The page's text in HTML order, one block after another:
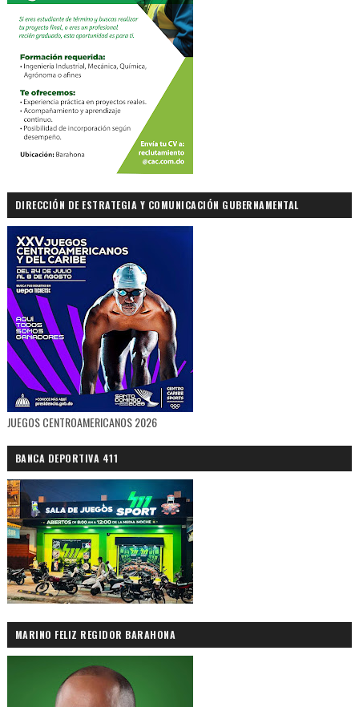
DIRECCIÓN DE ESTRATEGIA Y COMUNICACIÓN GUBERNAMENTAL
JUEGOS CENTROAMERICANOS 2026
BANCA DEPORTIVA 411
MARINO FELIZ REGIDOR BARAHONA